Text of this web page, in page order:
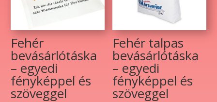
Fehér
bevásárlótáska
– egyedi
fényképpel és
szöveggel
Fehér talpas
bevásárlótáska
– egyedi
fényképpel és
szöveggel